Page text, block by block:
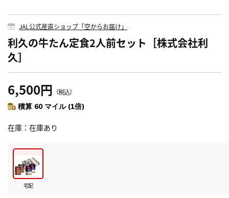
JAL公式産直ショップ「空からお届け」
利久の牛たん定食2人前セット［株式会社利
久］
6,500円 （税込）
積算 60 マイル (1倍)
在庫 在庫あり
宅配